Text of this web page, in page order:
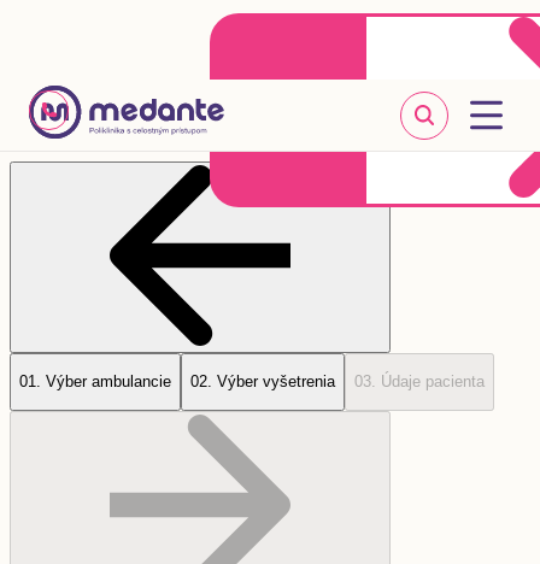
Klientske centrum
+421 2 20 302 303
01. Výber ambulancie 02. Výber vyšetrenia 03. Údaje pacienta